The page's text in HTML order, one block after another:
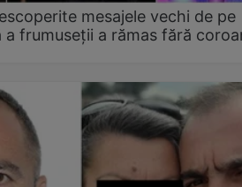
mesajele vechi de pe
frumuseții a rămas fără